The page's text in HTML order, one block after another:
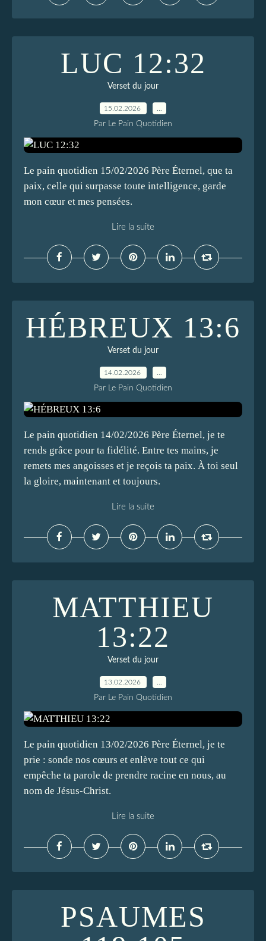
LUC 12:32
Verset du jour
15.02.2026
Par Le Pain Quotidien
Le pain quotidien 15/02/2026 Père Éternel, que ta
paix, celle qui surpasse toute intelligence, garde
mon cœur et mes pensées.
Lire la suite
HÉBREUX 13:6
Verset du jour
14.02.2026
Par Le Pain Quotidien
Le pain quotidien 14/02/2026 Père Éternel, je te
rends grâce pour ta fidélité. Entre tes mains, je
remets mes angoisses et je reçois ta paix. À toi seul
la gloire, maintenant et toujours.
Lire la suite
MATTHIEU
13:22
Verset du jour
13.02.2026
Par Le Pain Quotidien
Le pain quotidien 13/02/2026 Père Éternel, je te
prie : sonde nos cœurs et enlève tout ce qui
empêche ta parole de prendre racine en nous, au
nom de Jésus-Christ.
Lire la suite
PSAUMES